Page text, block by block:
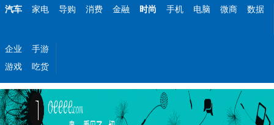
汽车 家电 导购 消费 金融 时尚 手机 电脑 微商 数据
企业
手游
游戏
吃货